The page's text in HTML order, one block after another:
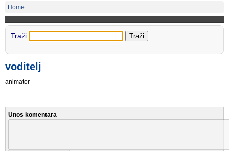
Home
Traži
voditelj
animator
Unos komentara